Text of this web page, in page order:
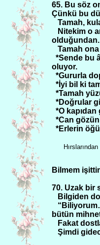
65. Bu söz
Çünkü bu
Tamah,
Nitekim o
olduğundan.
Tamah
*Sende bu
oluyor.
*Gururla
*İyi bil ki
*Tamah
*Doğrular
*O
*Can gözün
*Erlerin
Bilmem
70. Uzak bir
Bilgiden
bütün
Fakat
Şimdi